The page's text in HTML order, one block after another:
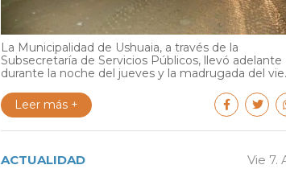
La Municipalidad de Ushuaia, a través de la
Subsecretaría de Servicios Públicos, llevó adelante
durante la noche del jueves y la madrugada del
Leer más +
ACTUALIDAD Vie 7.